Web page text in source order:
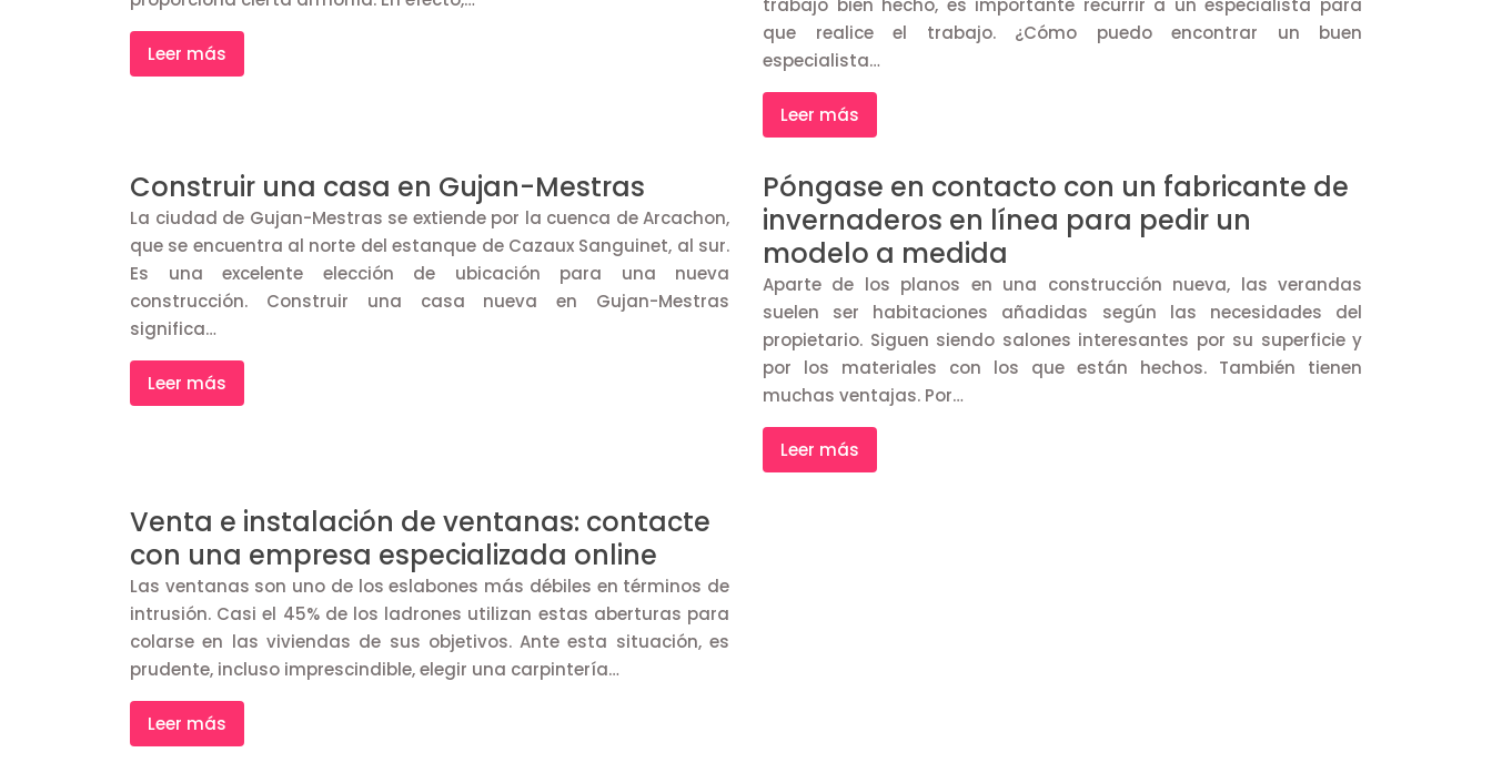
Leer más
trabajo bien hecho, es importante recurrir a un especialista para
que realice el trabajo. ¿Cómo puedo encontrar un buen
especialista…
Leer más
Construir una casa en Gujan-Mestras
La ciudad de Gujan-Mestras se extiende por la cuenca de Arcachon,
que se encuentra al norte del estanque de Cazaux Sanguinet, al sur.
Es una excelente elección de ubicación para una nueva
construcción. Construir una casa nueva en Gujan-Mestras
significa…
Leer más
Póngase en contacto con un fabricante de
invernaderos en línea para pedir un
modelo a medida
Aparte de los planos en una construcción nueva, las verandas
suelen ser habitaciones añadidas según las necesidades del
propietario. Siguen siendo salones interesantes por su superficie y
por los materiales con los que están hechos. También tienen
muchas ventajas. Por…
Leer más
Venta e instalación de ventanas: contacte
con una empresa especializada online
Las ventanas son uno de los eslabones más débiles en términos de
intrusión. Casi el 45% de los ladrones utilizan estas aberturas para
colarse en las viviendas de sus objetivos. Ante esta situación, es
prudente, incluso imprescindible, elegir una carpintería…
Leer más